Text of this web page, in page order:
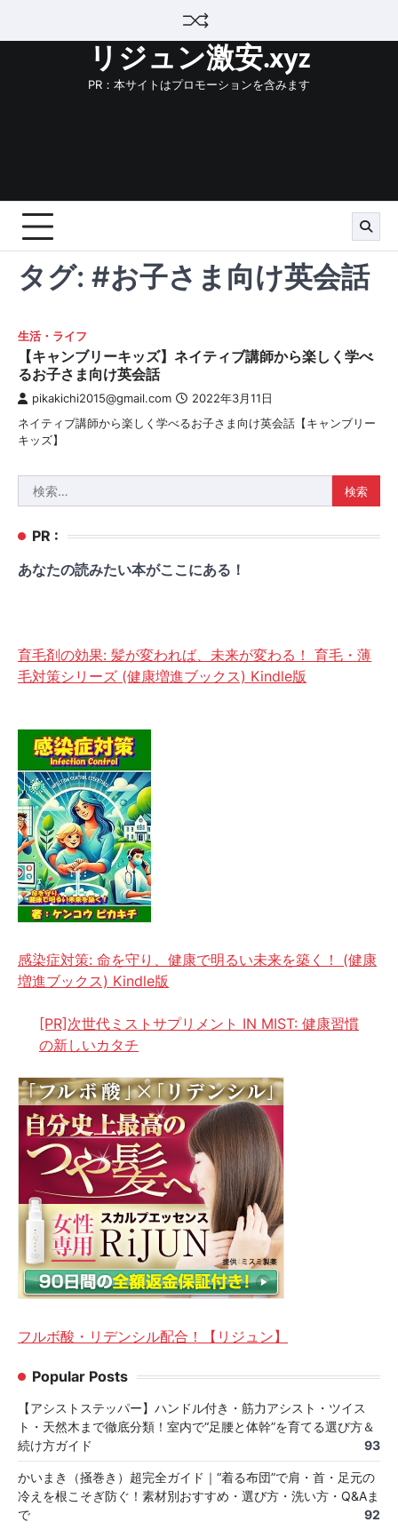
リジュン激安.xyz
PR：本サイトはプロモーションを含みます
タグ: #お子さま向け英会話
生活・ライフ
【キャンブリーキッズ】ネイティブ講師から楽しく学べ
るお子さま向け英会話
pikakichi2015@gmail.com 2022年3月11日
ネイティブ講師から楽しく学べるお子さま向け英会話【キャンブリー
キッズ】
索:
PR :
あなたの読みたい本がここにある！
育毛剤の効果: 髪が変われば、未来が変わる！ 育毛・薄
毛対策シリーズ (健康増進ブックス) Kindle版
感染症対策: 命を守り、健康で明るい未来を築く！ (健康
増進ブックス) Kindle版
[PR]次世代ミストサプリメント IN MIST: 健康習慣
の新しいカタチ
フルボ酸・リデンシル配合！【リジュン】
Popular Posts
【アシストステッパー】ハンドル付き・筋力アシスト・ツイス
ト・天然木まで徹底分類！室内で“足腰と体幹”を育てる選び方＆
続け方ガイド
93
かいまき（掻巻き）超完全ガイド｜“着る布団”で肩・首・足元の
冷えを根こそぎ防ぐ！素材別おすすめ・選び方・洗い方・Q&Aま
で
92